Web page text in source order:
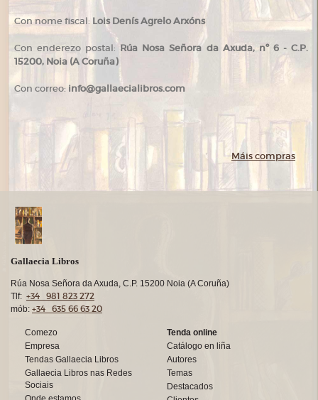
Con nome fiscal: Lois Denís Agrelo Arxóns
Con enderezo postal:Rúa Nosa Señora da Axuda, nº 6 - C.P.
15200, Noia (A Coruña)
Con correo: info@gallaecialibros.com
Máis compras
Gallaecia Libros
Rúa Nosa Señora da Axuda, C.P. 15200 Noia (A Coruña)
Tlf: +34 981 823 272
mób: +34 635 66 63 20
Comezo
Empresa
Tendas Gallaecia Libros
Gallaecia Libros nas Redes
Sociais
Tenda online
Catálogo en liña
Autores
Temas
Destacados